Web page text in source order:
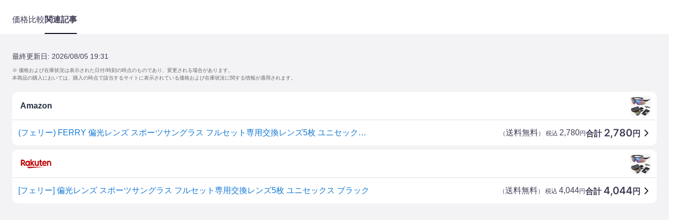
価格比較関連記事
最終更新日: 2026/08/05 19:31
※ 価格および在庫状況は表示された日付/時刻の時点のものであり、変更される場合があります。
本商品の購入においては、購入の時点で該当するサイトに表示されている価格および在庫状況に関する情報が適用されます。
Amazon
(フェリー) FERRY 偏光レンズ スポーツサングラス フルセット専用交換レンズ5枚 ユニセックス ブラック 合計 2,780円
（送料無料） 税込 2,780円
[フェリー] 偏光レンズ スポーツサングラス フルセット専用交換レンズ5枚 ユニセックス ブラック 合計 4,044円
（送料無料） 税込 4,044円